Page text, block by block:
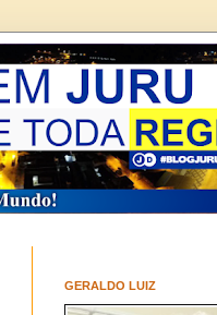
GERALDO LUIZ